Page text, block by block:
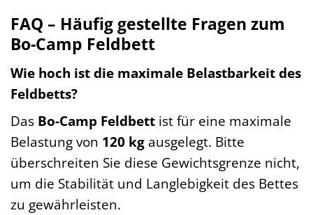
FAQ – Häufig gestellte Fragen zum
Bo-Camp Feldbett
Wie hoch ist die maximale Belastbarkeit des
Feldbetts?
Das Bo-Camp Feldbett ist für eine maximale
Belastung von 120 kg ausgelegt. Bitte
überschreiten Sie diese Gewichtsgrenze nicht,
um die Stabilität und Langlebigkeit des Bettes
zu gewährleisten.